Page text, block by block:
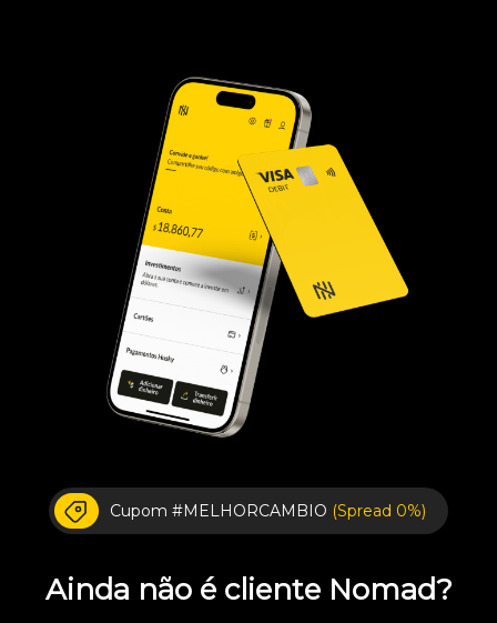
Cupom #MELHORCAMBIO (Spread 0%)
Ainda não é cliente Nomad?